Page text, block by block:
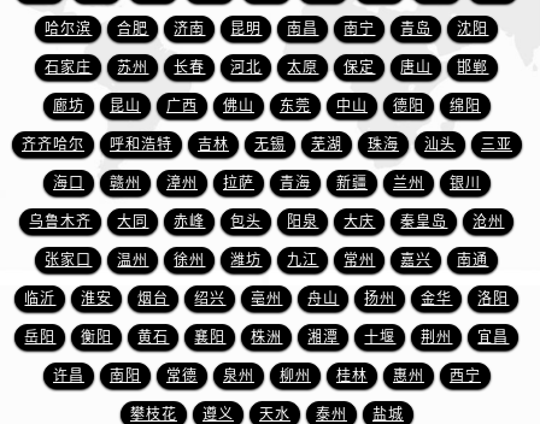
山东省潍坊市奎文区东风东街萧邦售后服务中心（需提前预约）
山东省枣庄市滕州市北辛路与善国路交叉口萧邦售后服务中心（需提前预约）
山东省淄博市张店区金晶大道萧邦售后服务中心（需提前预约）
上海市黄浦区南京东路299号宏伊国际广场写字楼8层806室萧邦售后服务中心（需提前预约）
上海市徐汇区虹桥路3号港汇中心2座37层3705室萧邦售后服务中心（需提前预约）
浙江省杭州市上城区钱江路1366号华润大厦A座5层503-5室萧邦售后服务中心（需提前预约）
浙江省湖州市吴兴区劳动路萧邦售后服务中心（需提前预约）
浙江省嘉兴市南湖区广益路705号嘉兴世界贸易中心A座13层1304室萧邦售后服务中心（需提前预约）
浙江省金华市金东区东市南街777号金华万达广场4号楼22楼2209室萧邦售后服务中心（需提前预约）
浙江省丽水市莲都区解放街萧邦售后服务中心（需提前预约）
浙江省宁波市江北区大闸南路500号来福士广场办公楼20层2009室萧邦售后服务中心（需提前预约）
浙江省衢州市柯城区上街萧邦售后服务中心（需提前预约）
哈尔滨 合肥 济南 昆明 南昌 南宁 青岛 沈阳
石家庄 苏州 长春 河北 太原 保定 唐山 邯郸
廊坊 昆山 广西 佛山 东莞 中山 德阳 绵阳
齐齐哈尔 呼和浩特 吉林 无锡 芜湖 珠海 汕头 三亚
海口 赣州 漳州 拉萨 青海 新疆 兰州 银川
乌鲁木齐 大同 赤峰 包头 阳泉 大庆 秦皇岛 沧州
张家口 温州 徐州 潍坊 九江 常州 嘉兴 南通
临沂 淮安 烟台 绍兴 亳州 舟山 扬州 金华 洛阳
岳阳 衡阳 黄石 襄阳 株洲 湘潭 十堰 荆州 宜昌
许昌 南阳 常德 泉州 柳州 桂林 惠州 西宁
攀枝花 遵义 天水 泰州 盐城